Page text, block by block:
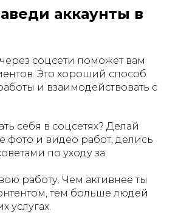
аккаунты в
соцсети поможет вам
Это хороший способ
и взаимодействовать с
себя в соцсетях? Делай
фото и видео работ, делись
по уходу за
работу. Чем активнее ты
тем больше людей
услугах.